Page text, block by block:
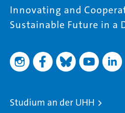
Innovating and
Sustainable Future in a
Studium an der UHH